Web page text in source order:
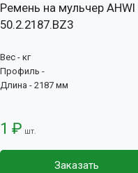
Ремень на мульчер AHWI
50.2.2187.BZ3
Вес - кг
Профиль -
Длина - 2187 мм
1 ₽ шт.
Заказать